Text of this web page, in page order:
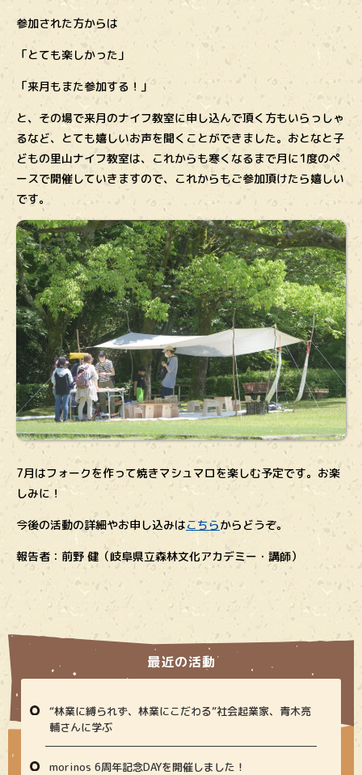
参加された方からは
「とても楽しかった」
「来月もまた参加する！」
と、その場で来月のナイフ教室に申し込んで頂く方もいらっしゃ
るなど、とても嬉しいお声を聞くことができました。おとなと子
どもの里山ナイフ教室は、これからも寒くなるまで月に1度のペ
ースで開催していきますので、これからもご参加頂けたら嬉しい
です。
7月はフォークを作って焼きマシュマロを楽しむ予定です。お楽
しみに！
今後の活動の詳細やお申し込みはこちらからどうぞ。
報告者：前野 健（岐阜県立森林文化アカデミー・講師）
最近の活動
“林業に縛られず、林業にこだわる”社会起業家、青木亮
輔さんに学ぶ
morinos 6周年記念DAYを開催しました！